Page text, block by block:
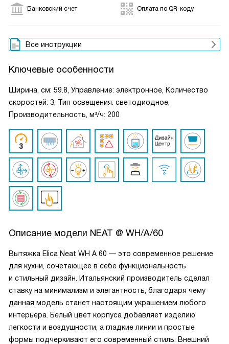
Банковский счет Оплата по QR-коду
Все инструкции
Ключевые особенности
Ширина, см: 59.8, Управление: электронное, Количество
скоростей: 3, Тип освещения: светодиодное,
Производительность, м³/ч: 200
Описание модели NEAT @ WH/A/60
Вытяжка Elica Neat WH A 60 — это современное решение
для кухни, сочетающее в себе функциональность
и стильный дизайн. Итальянский производитель сделал
ставку на минимализм и элегантность, благодаря чему
данная модель станет настоящим украшением любого
интерьера. Белый цвет корпуса добавляет изделию
легкости и воздушности, а гладкие линии и простые
формы подчеркивают его современный стиль. Внешний